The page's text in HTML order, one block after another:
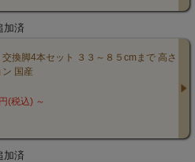
加済
換脚4本セット ３３～８５cmまで 高さ
ン 国産
(税込) ～
加済